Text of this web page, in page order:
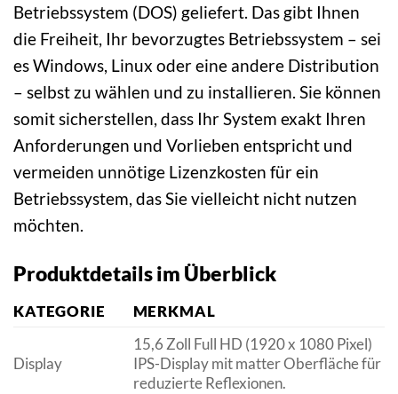
Betriebssystem (DOS) geliefert. Das gibt Ihnen
die Freiheit, Ihr bevorzugtes Betriebssystem – sei
es Windows, Linux oder eine andere Distribution
– selbst zu wählen und zu installieren. Sie können
somit sicherstellen, dass Ihr System exakt Ihren
Anforderungen und Vorlieben entspricht und
vermeiden unnötige Lizenzkosten für ein
Betriebssystem, das Sie vielleicht nicht nutzen
möchten.
Produktdetails im Überblick
KATEGORIE MERKMAL
Display
15,6 Zoll Full HD (1920 x 1080 Pixel)
IPS-Display mit matter Oberfläche für
reduzierte Reflexionen.